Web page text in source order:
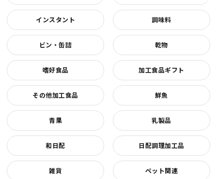
インスタント 調味料
ビン・缶詰 乾物
嗜好食品 加工食品ギフト
その他加工食品 鮮魚
青果 乳製品
和日配 日配調理加工品
雑貨 ペット関連